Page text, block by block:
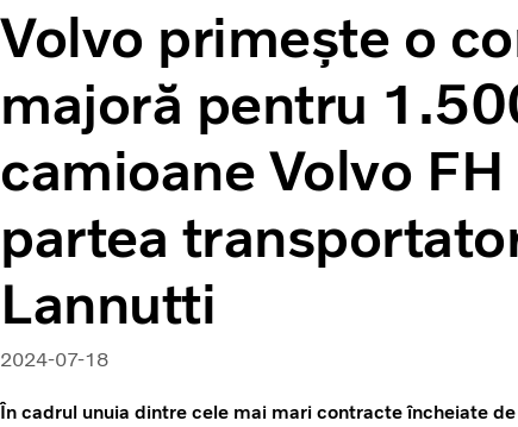
Volvo primește o
majoră pentru
camioane Volvo
partea
Lannutti
2024-07-18
În cadrul unuia dintre cele mai mari contracte încheiate